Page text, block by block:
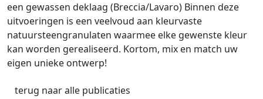
een gewassen deklaag (Breccia/Lavaro) Binnen deze
uitvoeringen is een veelvoud aan kleurvaste
natuursteengranulaten waarmee elke gewenste kleur
kan worden gerealiseerd. Kortom, mix en match uw
eigen unieke ontwerp!
terug naar alle publicaties